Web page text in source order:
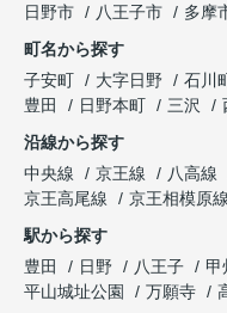
日野市
八王子市
多摩
町名から探す
子安町
大字日野 石川
豊田
日野本町 三沢
沿線から探す
中央線
京王線 八高線
京王高尾線
京王相模原線
駅から探す
豊田
日野 八王子 甲
平山城址公園
万願寺